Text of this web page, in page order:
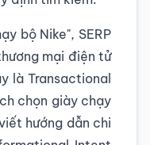
bộ Nike", SERP
mại điện tử
là Transactional
chọn giày chạy
hướng dẫn chi